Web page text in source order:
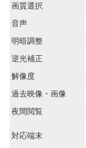
画質選択
音声
明暗調整
逆光補正
解像度
過去映像・画像
夜間閲覧
対応端末